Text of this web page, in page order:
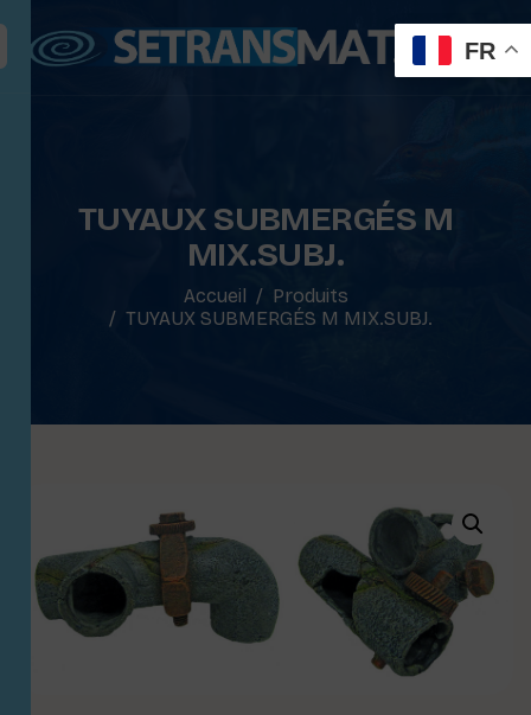
TUYAUX SUBMERGÉS M
MIX.SUBJ.
Accueil
Produits
TUYAUX SUBMERGÉS M MIX.SUBJ.
FR